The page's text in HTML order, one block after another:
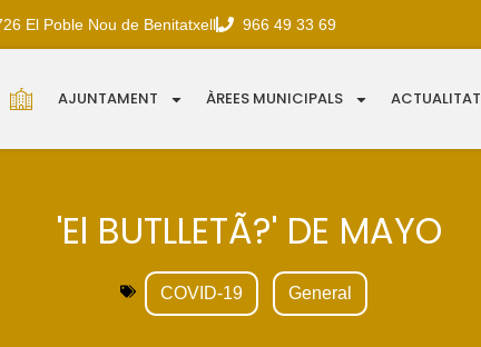
El Poble Nou de Benitatxell 966 49 33 69
AJUNTAMENT ÀREES MUNICIPALS ACTUALITAT
'El BUTLLETÃ?' DE MAYO
COVID-19 General